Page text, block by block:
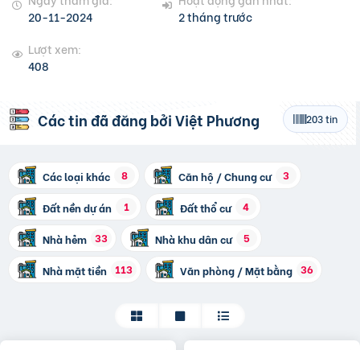
20-11-2024
2 tháng trước
Lượt xem:
408
Các tin đã đăng bởiViệt Phương 203 tin
Các loại khác 8 Căn hộ / Chung cư 3
Đất nền dự án 1 Đất thổ cư 4
Nhà hẻm 33 Nhà khu dân cư 5
Nhà mặt tiền 113 Văn phòng / Mặt bằng 36